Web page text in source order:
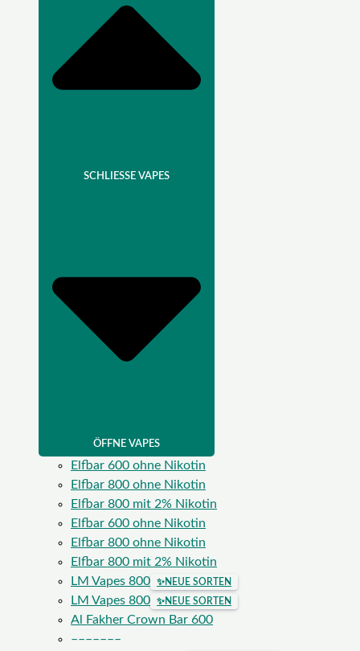
SCHLIESSE VAPES
ÖFFNE VAPES
Elfbar 600 ohne Nikotin
Elfbar 800 ohne Nikotin
Elfbar 800 mit 2% Nikotin
Elfbar 600 ohne Nikotin
Elfbar 800 ohne Nikotin
Elfbar 800 mit 2% Nikotin
LM Vapes 800
✨NEUE SORTEN
LM Vapes 800 ✨NEUE SORTEN
Al Fakher Crown Bar 600
–––––––